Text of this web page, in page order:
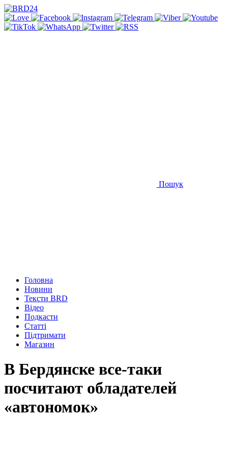
Пошук
Головна
Новини
Тексти BRD
Відео
Подкасти
Статті
Підтримати
Магазин
В Бердянске все-таки
посчитают обладателей
«автономок»